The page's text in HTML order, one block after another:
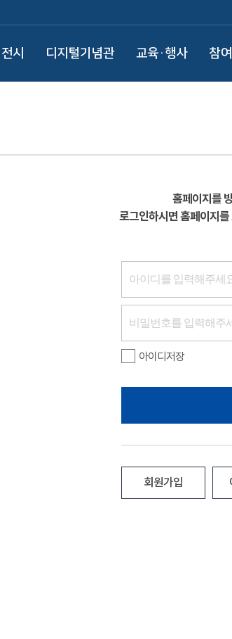
전시 디지털기념관 교육·행사 참여
홈페이지를
로그인하시면 홈페이지
아이디저장
회원가입